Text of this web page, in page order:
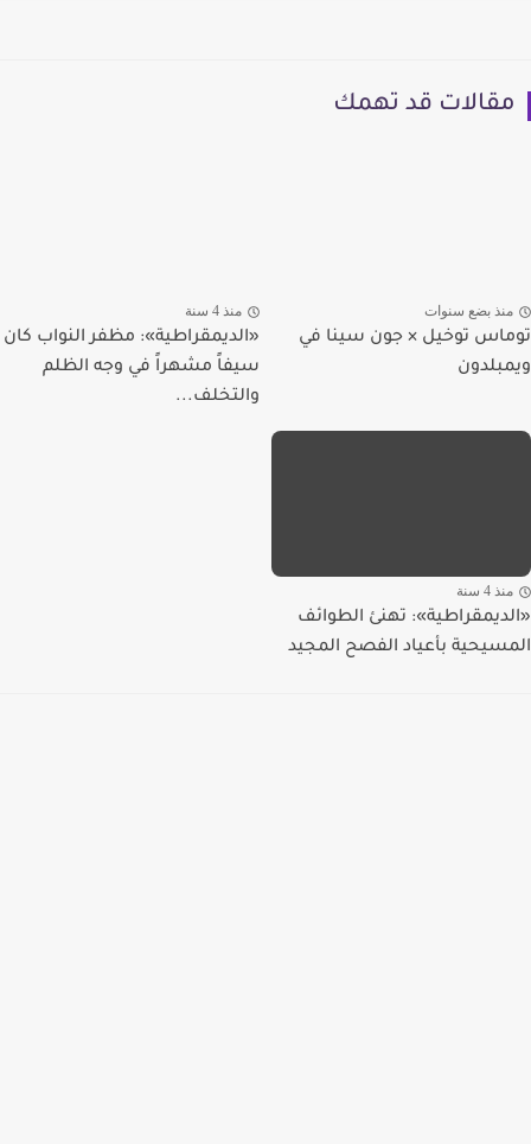
مقالات قد تهمك
منذ بضع سنوات
توماس توخيل × جون سينا في
ويمبلدون
منذ 4 سنة
«الديمقراطية»: مظفر النواب كان
سيفاً مشهراً في وجه الظلم
والتخلف...
منذ 4 سنة
«الديمقراطية»: تهنئ الطوائف
المسيحية بأعياد الفصح المجيد